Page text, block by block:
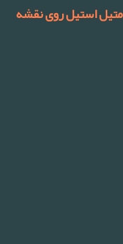
متیل استیل روی نقشه